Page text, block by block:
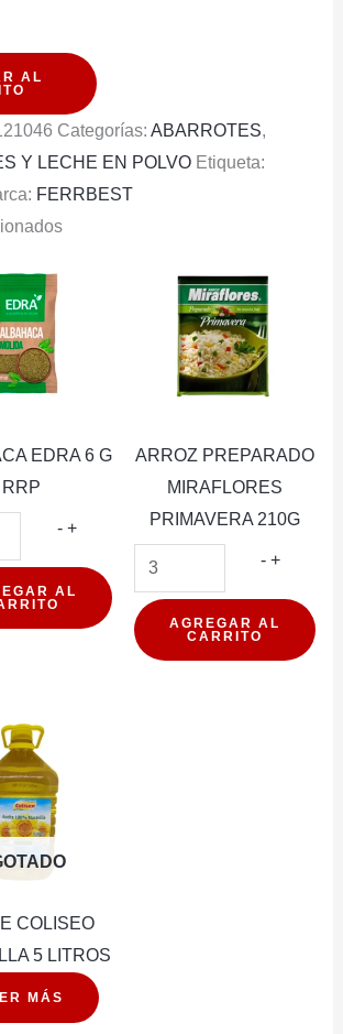
AL
Categorías: ABARROTES,
Y LECHE EN POLVO Etiqueta:
FERRBEST
EDRA 6 G
RRP
- ALBAHACA
6
+
AL
ARROZ PREPARADO
MIRAFLORES
PRIMAVERA 210G
- ARROZ
+
AGREGAR AL
CARRITO
COLISEO
5 LITROS
MÁS